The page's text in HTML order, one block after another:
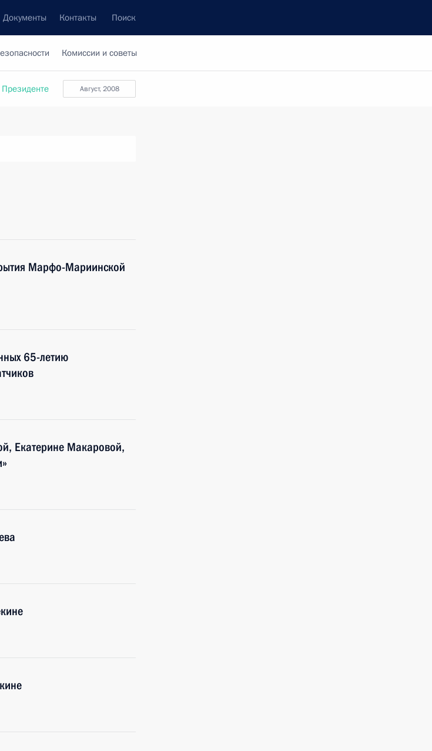
Документы Контакты Поиск
Комиссии и советы
август, 2008
Марфо-Мариинской
65-летию
Екатерине Макаровой,